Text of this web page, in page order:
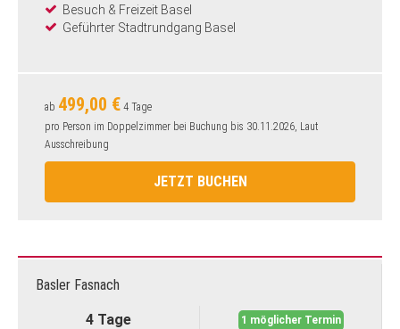
Besuch & Freizeit Basel
Geführter Stadtrundgang Basel
ab 499,00 € 4 Tage
pro Person im Doppelzimmer bei Buchung bis 30.11.2026, Laut
Ausschreibung
JETZT BUCHEN
Basler Fasnach
4 Tage 1 möglicher Termin